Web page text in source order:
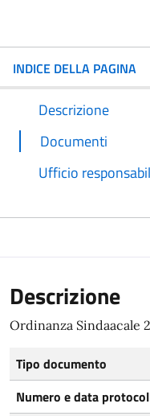
INDICE DELLA PAGINA
Descrizione
Documenti
Ufficio
Descrizione
Ordinanza Sindaacale
Tipo documento
Numero e data